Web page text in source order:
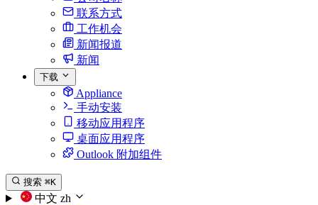
联系方式
工作机会
新闻报道
新闻
下载
Appliance
手动安装
移动应用程序
桌面应用程序
Outlook 附加组件
搜索 ⌘K
中文 zh